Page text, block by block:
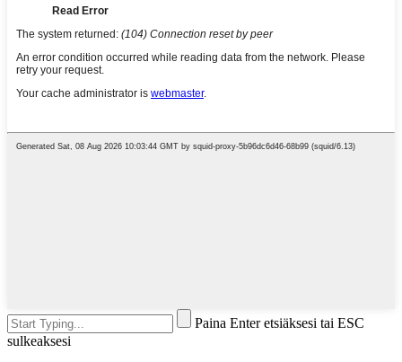
Paina Enter etsiäksesi tai ESC
sulkeaksesi